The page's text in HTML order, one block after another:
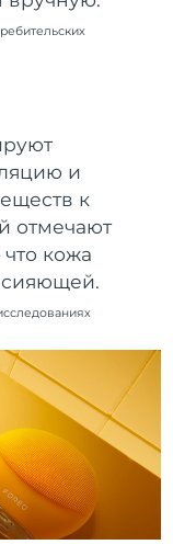
и
к
отмечают
кожа
сияющей.
8/11/26
дата доставки
8/10/26
дата доставки
дата доставки
дата доставки
8/11/26
дата доставки
8/10/26
дата доставки